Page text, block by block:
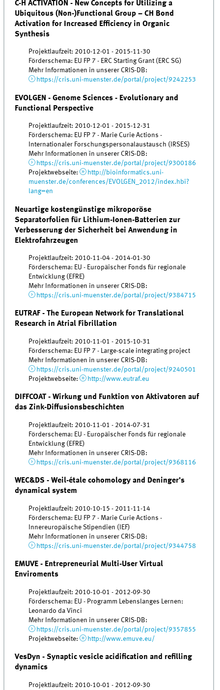
C-H ACTIVATION - New Concepts for Utilizing a
Ubiquitous (Non-)Functional Group – CH Bond
Activation for Increased Efficiency in Organic
Synthesis
Projektlaufzeit: 2010-12-01 - 2015-11-30
Förderschema: EU FP 7 - ERC Starting Grant (ERC SG)
Mehr Informationen in unserer CRIS-DB:
https://cris.uni-muenster.de/portal/project/9242253
EVOLGEN - Genome Sciences - Evolutionary and
Functional Perspective
Projektlaufzeit: 2010-12-01 - 2015-12-31
Förderschema: EU FP 7 - Marie Curie Actions -
Internationaler Forschungspersonalaustausch (IRSES)
Mehr Informationen in unserer CRIS-DB:
https://cris.uni-muenster.de/portal/project/9300186
Projektwebseite:
http://bioinformatics.uni-
muenster.de/conferences/EVOLGEN_2012/index.hbi?
lang=en
Neuartige kostengünstige mikroporöse
Separatorfolien für Lithium-Ionen-Batterien zur
Verbesserung der Sicherheit bei Anwendung in
Elektrofahrzeugen
Projektlaufzeit: 2010-11-04 - 2014-01-30
Förderschema: EU - Europäischer Fonds für regionale
Entwicklung (EFRE)
Mehr Informationen in unserer CRIS-DB:
https://cris.uni-muenster.de/portal/project/9384715
EUTRAF - The European Network for Translational
Research in Atrial Fibrillation
Projektlaufzeit: 2010-11-01 - 2015-10-31
Förderschema: EU FP 7 - Large-scale integrating project
Mehr Informationen in unserer CRIS-DB:
https://cris.uni-muenster.de/portal/project/9240501
Projektwebseite:
http://www.eutraf.eu
DIFFCOAT - Wirkung und Funktion von Aktivatoren auf
das Zink-Diffusionsbeschichten
Projektlaufzeit: 2010-11-01 - 2014-07-31
Förderschema: EU - Europäischer Fonds für regionale
Entwicklung (EFRE)
Mehr Informationen in unserer CRIS-DB:
https://cris.uni-muenster.de/portal/project/9368116
WEC&DS - Weil-étale cohomology and Deninger's
dynamical system
Projektlaufzeit: 2010-10-15 - 2011-11-14
Förderschema: EU FP 7 - Marie Curie Actions -
Innereuropäische Stipendien (IEF)
Mehr Informationen in unserer CRIS-DB:
https://cris.uni-muenster.de/portal/project/9344758
EMUVE - Entrepreneurial Multi-User Virtual
Enviroments
Projektlaufzeit: 2010-10-01 - 2012-09-30
Förderschema: EU - Programm Lebenslanges Lernen:
Leonardo da Vinci
Mehr Informationen in unserer CRIS-DB:
https://cris.uni-muenster.de/portal/project/9357855
Projektwebseite:
http://www.emuve.eu/
VesDyn - Synaptic vesicle acidification and refilling
dynamics
Projektlaufzeit: 2010-10-01 - 2012-09-30